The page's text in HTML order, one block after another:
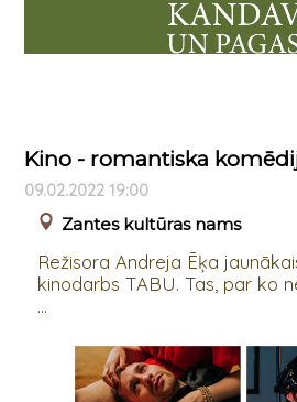
Kino - romantiska
09.02.2022 19:00
Zantes kultūras nams
Režisora Andreja Ēķa
kinodarbs TABU. Tas, par ko
...